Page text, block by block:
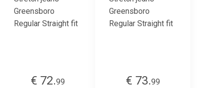
€ 72.99
€ 73.99